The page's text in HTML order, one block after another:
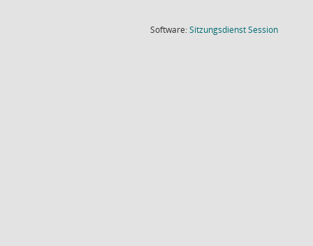
Software:SitzungsdienstSession(Wird in